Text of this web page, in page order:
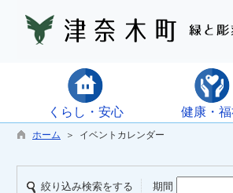
くらし・安心 健康・福
ホーム ＞ イベントカレンダー
絞り込み検索をする 期間